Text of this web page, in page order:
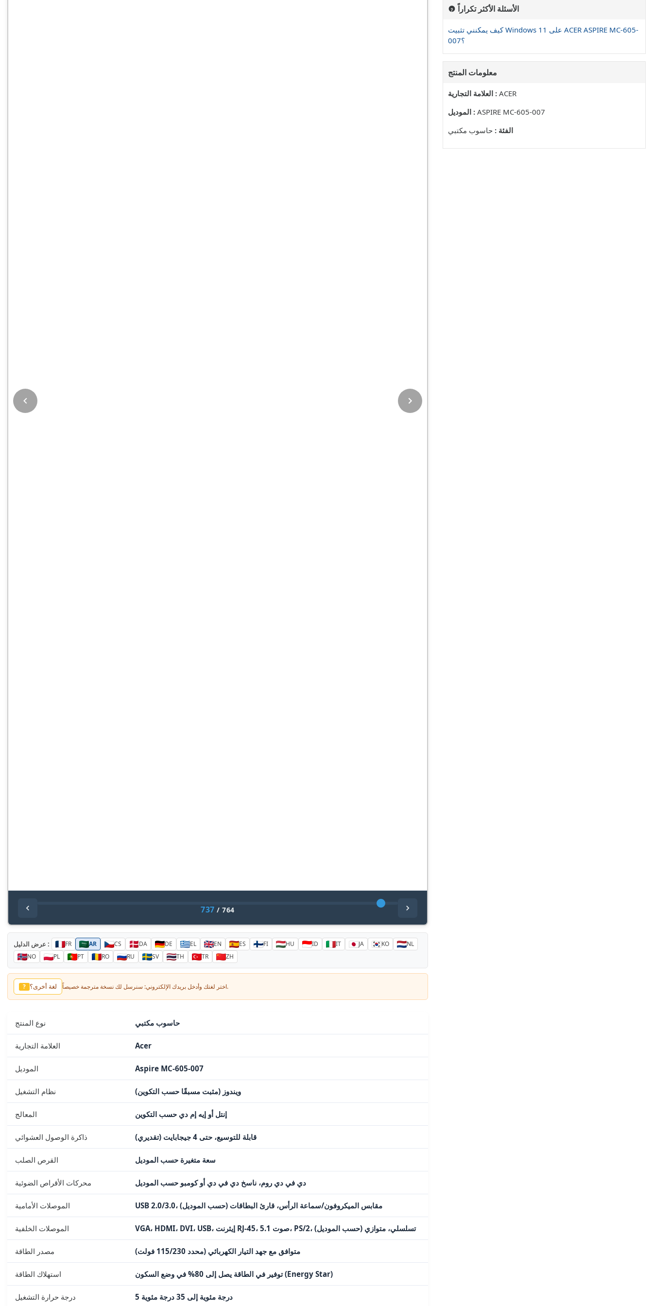
737 /764
عرض الدليل : FR AR CS DA DE EL EN ES FI HU ID IT JA KO
NL
NO
PL PT RO RU SV TH TR ZH
? لغة أخرى؟ اختر لغتك وأدخل بريدك الإلكتروني: سنرسل لك نسخة مترجمة خصيصاً.
نوع المنتج حاسوب مكتبي
العلامة التجارية Acer
الموديل Aspire MC-605-007
نظام التشغيل ويندوز (مثبت مسبقًا حسب التكوين)
المعالج إنتل أو إيه إم دي حسب التكوين
ذاكرة الوصول العشوائي قابلة للتوسيع، حتى 4 جيجابايت (تقديري)
القرص الصلب سعة متغيرة حسب الموديل
محركات الأقراص الضوئية دي في دي روم، ناسخ دي في دي أو كومبو حسب الموديل
الموصلات الأمامية USB 2.0/3.0، مقابس الميكروفون/سماعة الرأس، قارئ البطاقات (حسب الموديل)
الموصلات الخلفية VGA، HDMI، DVI، USB، إيثرنت RJ-45، صوت 5.1، PS/2، تسلسلي، متوازي (حسب الموديل)
مصدر الطاقة متوافق مع جهد التيار الكهربائي (محدد 115/230 فولت)
استهلاك الطاقة توفير في الطاقة يصل إلى 80% في وضع السكون (Energy Star)
درجة حرارة التشغيل 5 درجة مئوية إلى 35 درجة مئوية
الأسئلة الأكثر تكراراً
كيف يمكنني تثبيت Windows 11 على ACER ASPIRE MC-605-
007؟
معلومات المنتج
العلامة التجارية : ACER
الموديل : ASPIRE MC-605-007
الفئة : حاسوب مكتبي